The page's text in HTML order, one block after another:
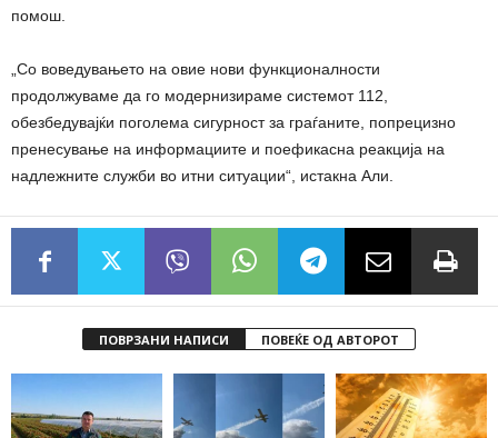
помош.
„Со воведувањето на овие нови функционалности
продолжуваме да го модернизираме системот 112,
обезбедувајќи поголема сигурност за граѓаните, попрецизно
пренесување на информациите и поефикасна реакција на
надлежните служби во итни ситуации“, истакна Али.
ПОВРЗАНИ НАПИСИ ПОВЕЌЕ ОД АВТОРОТ